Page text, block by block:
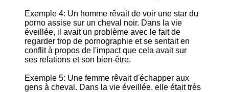
Exemple 4: Un homme rêvait de voir une star du
porno assise sur un cheval noir. Dans la vie
éveillée, il avait un problème avec le fait de
regarder trop de pornographie et se sentait en
conflit à propos de l'impact que cela avait sur
ses relations et son bien-être.
Exemple 5: Une femme rêvait d'échapper aux
gens à cheval. Dans la vie éveillée, elle était très